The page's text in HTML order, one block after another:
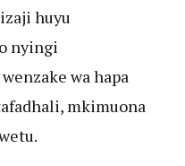
huyu
nyingi
wa hapa
mkimuona